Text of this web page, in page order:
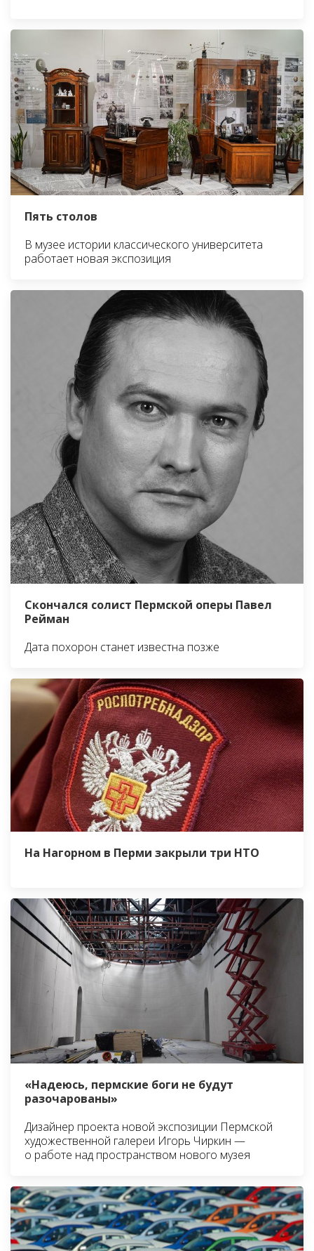
Пять столов
В музее истории классического университета
работает новая экспозиция
Скончался солист Пермской оперы Павел
Рейман
Дата похорон станет известна позже
На Нагорном в Перми закрыли три НТО
«Надеюсь, пермские боги не будут
разочарованы»
Дизайнер проекта новой экспозиции Пермской
художественной галереи Игорь Чиркин —
о работе над пространством нового музея